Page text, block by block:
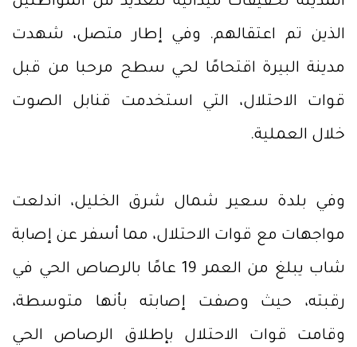
الذين تم اعتقالهم. وفي إطار متصل، شهدت
مدينة البيرة اقتحامًا لحي سطح مرحبا من قبل
قوات الاحتلال، التي استخدمت قنابل الصوت
خلال العملية.
وفي بلدة سعير شمال شرق الخليل، اندلعت
مواجهات مع قوات الاحتلال، مما أسفر عن إصابة
شاب يبلغ من العمر 19 عامًا بالرصاص الحي في
رقبته، حيث وصفت إصابته بأنها متوسطة،
وقامت قوات الاحتلال بإطلاق الرصاص الحي